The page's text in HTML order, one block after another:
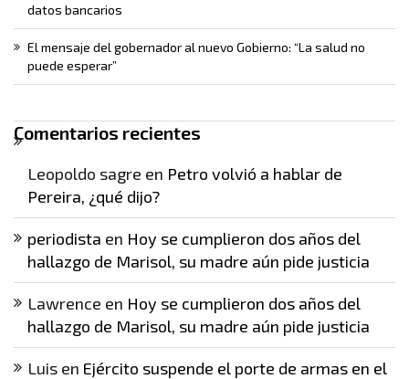
datos bancarios
El mensaje del gobernador al nuevo Gobierno: “La salud no
puede esperar”
Comentarios recientes
Leopoldo sagre en Petro volvió a hablar de
Pereira, ¿qué dijo?
periodista en Hoy se cumplieron dos años del
hallazgo de Marisol, su madre aún pide justicia
Lawrence en Hoy se cumplieron dos años del
hallazgo de Marisol, su madre aún pide justicia
Luis en Ejército suspende el porte de armas en el